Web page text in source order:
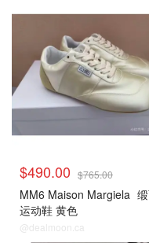
$490.00 $765.00
MM6 Maison Margiela
运动鞋 黄色
@dealmoon.ca